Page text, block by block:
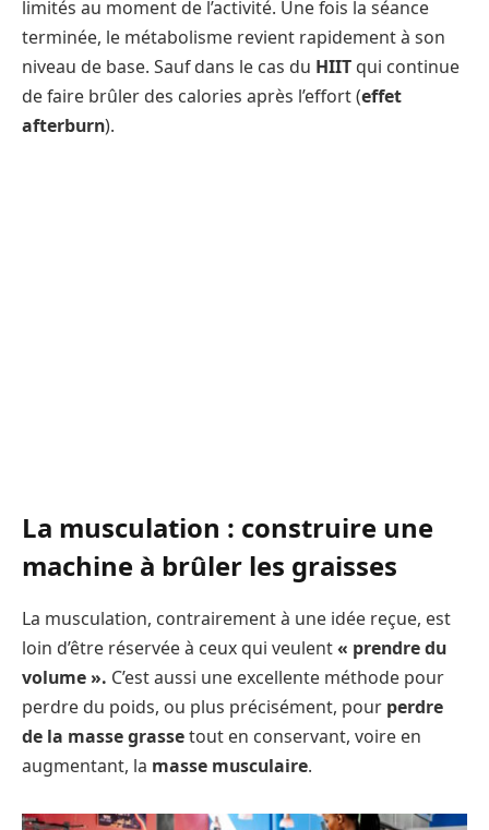
limités au moment de l’activité. Une fois la séance
terminée, le métabolisme revient rapidement à son
niveau de base. Sauf dans le cas du HIIT qui continue
de faire brûler des calories après l’effort (effet
afterburn).
La musculation : construire une
machine à brûler les graisses
La musculation, contrairement à une idée reçue, est
loin d’être réservée à ceux qui veulent« prendre du
volume ». C’est aussi une excellente méthode pour
perdre du poids, ou plus précisément, pour perdre
de la masse grassetout en conservant, voire en
augmentant, la masse musculaire.